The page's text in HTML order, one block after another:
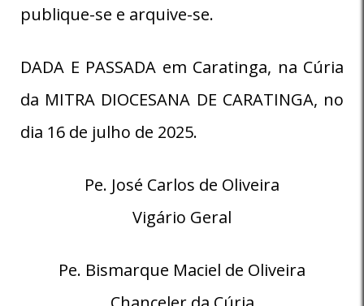
publique-se e arquive-se.
DADA E PASSADA em Caratinga, na Cúria
da MITRA DIOCESANA DE CARATINGA, no
dia 16 de julho de 2025.
Pe. José Carlos de Oliveira
Vigário Geral
Pe. Bismarque Maciel de Oliveira